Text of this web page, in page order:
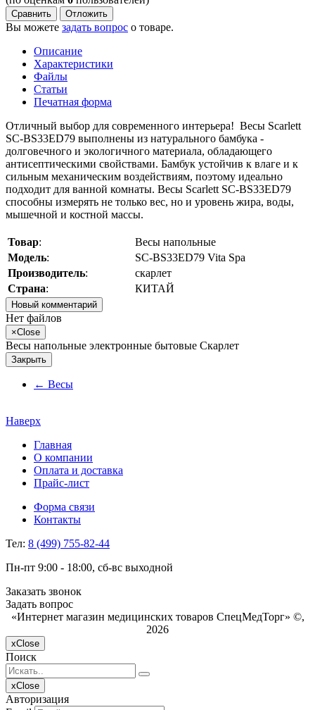
Сравнить Отложить
Вы можете задать вопрос о товаре.
Описание
Характеристики
Файлы
Статьи
Печатная форма
Отличный выбор для современного интерьера! Весы Scarlett
SC-BS33ED79 выполнены из натурального бамбука -
долговечного и экологичного материала, обладающего
антисептическими свойствами. Бамбук устойчив к влаге и к
сильным механическим воздействиям, поэтому идеально
подходит для ванной комнаты. Весы Scarlett SC-BS33ED79
способны измерять не только вес, но и уровень жира, воды,
мышечной и костной массы.
Товар:
Весы напольные
Модель:
SC-BS33ED79 Vita Spa
Производитель:
скарлет
Страна: КИТАЙ
Новый комментарий
Нет файлов
×Close
Весы напольные электронные бытовые Скарлет
Закрыть
← Весы
Наверх
Главная
О компании
Оплата и доставка
Прайс-лист
Форма связи
Контакты
Тел: 8 (499) 755-82-44
Пн-пт 9:00 - 18:00, сб-вс выходной
Заказать звонок
Задать вопрос
«Интернет магазин медицинских товаров СпецМедТорг» ©,
2026
xClose
Поиск
xClose
Авторизация